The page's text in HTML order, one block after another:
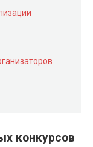
конкурсов